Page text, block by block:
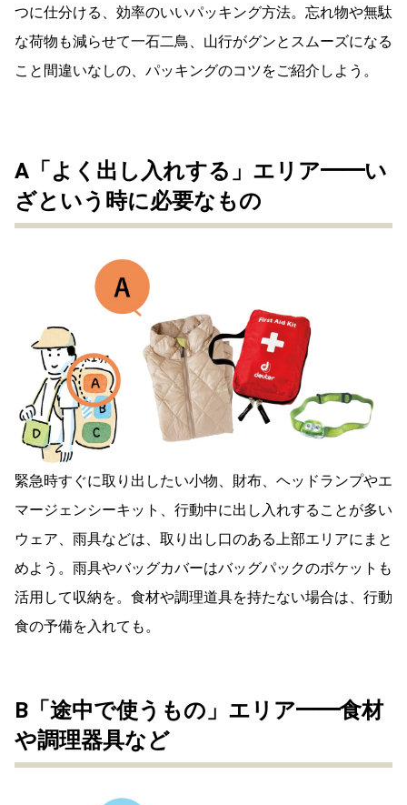
つに仕分ける、効率のいいパッキング方法。忘れ物や無駄
な荷物も減らせて一石二鳥、山行がグンとスムーズになる
こと間違いなしの、パッキングのコツをご紹介しよう。
A「よく出し入れする」エリア━━い
ざという時に必要なもの
緊急時すぐに取り出したい小物、財布、ヘッドランプやエ
マージェンシーキット、行動中に出し入れすることが多い
ウェア、雨具などは、取り出し口のある上部エリアにまと
めよう。雨具やバッグカバーはバッグパックのポケットも
活用して収納を。食材や調理道具を持たない場合は、行動
食の予備を入れても。
B「途中で使うもの」エリア━━食材
や調理器具など